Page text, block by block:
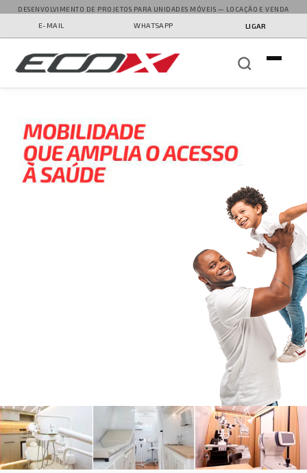
DESENVOLVIMENTO DE PROJETOS PARA UNIDADES MÓVEIS — LOCAÇÃO E VENDA
E-MAIL
WHATSAPP LIGAR